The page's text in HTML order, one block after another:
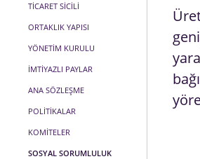
TİCARET SİCİLİ
ORTAKLIK YAPISI
YÖNETİM KURULU
İMTİYAZLI PAYLAR
ANA SÖZLEŞME
POLİTİKALAR
KOMİTELER
SOSYAL SORUMLULUK